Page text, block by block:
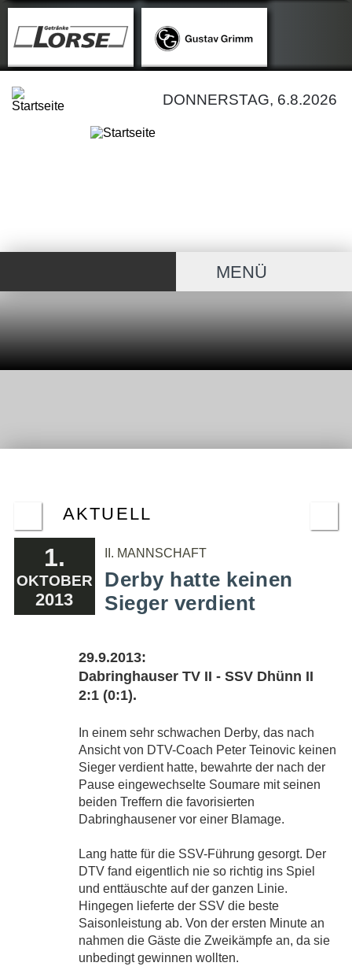
DONNERSTAG, 6.8.2026
MENÜ
AKTUELL
1.
OKTOBER
2013
II. MANNSCHAFT
Derby hatte keinen
Sieger verdient
29.9.2013:
Dabringhauser TV II - SSV Dhünn II
2:1 (0:1).
In einem sehr schwachen Derby, das nach
Ansicht von DTV-Coach Peter Teinovic keinen
Sieger verdient hatte, bewahrte der nach der
Pause eingewechselte Soumare mit seinen
beiden Treffern die favorisierten
Dabringhausener vor einer Blamage.
Lang hatte für die SSV-Führung gesorgt. Der
DTV fand eigentlich nie so richtig ins Spiel
und enttäuschte auf der ganzen Linie.
Hingegen lieferte der SSV die beste
Saisonleistung ab. Von der ersten Minute an
nahmen die Gäste die Zweikämpfe an, da sie
unbedingt gewinnen wollten.